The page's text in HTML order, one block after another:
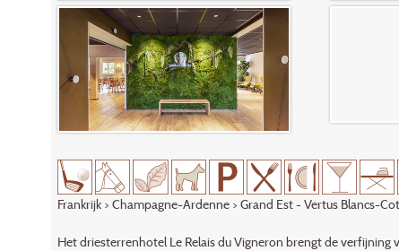
Frankrijk> Champagne-Ardenne> Grand Est - Vertus Blancs-
Het driesterrenhotel Le Relais du Vigneron brengt de